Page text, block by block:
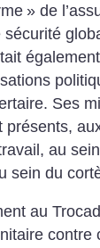
» de
Ses
présents,
au
sein du
au
contre